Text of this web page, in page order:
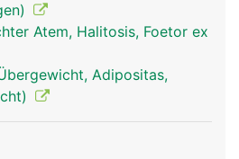
Atem, Halitosis, Foetor ex
Adipositas,